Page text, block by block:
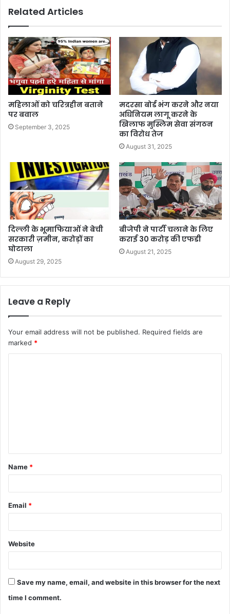
Related Articles
महिलाओं को चरित्रहीन बताने
पर बवाल
September 3, 2025
मदरसा बोर्ड भंग करने और नया
अधिनियम लागू करने के
खिलाफ मुस्लिम सेवा संगठन
का विरोध तेज
August 31, 2025
दिल्ली के भूमाफियाओं ने बेची
सरकारी ज़मीन, करोड़ों का
घोटाला
August 29, 2025
बीजेपी ने पार्टी चलाने के लिए
कराई 30 करोड़ की एफडी
August 21, 2025
Leave a Reply
Your email address will not be published. Required fields are
marked *
t
*
Name *
Email *
Website
Save my name, email, and website in this browser for the next
time I comment.